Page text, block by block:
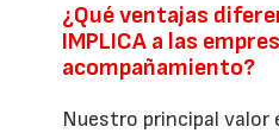
¿Qué ventajas
IMPLICA a las
acompañamiento?
Nuestro principal valor